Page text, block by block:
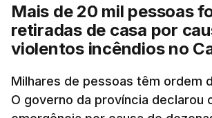
Mais de 20 mil pessoas
retiradas de casa por
violentos incêndios no
Milhares de pessoas têm ordem
O governo da província declarou